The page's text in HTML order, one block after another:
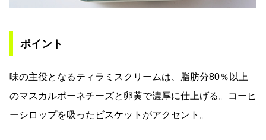
ポイント
味の主役となるティラミスクリームは、脂肪分80％以上
のマスカルポーネチーズと卵黄で濃厚に仕上げる。コーヒ
ーシロップを吸ったビスケットがアクセント。